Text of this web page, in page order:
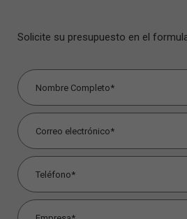
Solicite su presupuesto en el